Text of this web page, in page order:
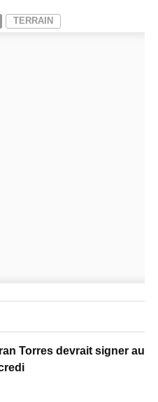
TERRAIN
Torres devrait signer au